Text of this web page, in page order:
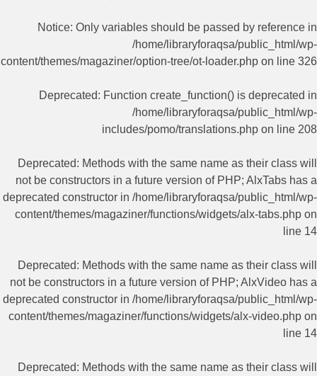
Notice: Only variables should be passed by reference in
/home/libraryforaqsa/public_html/wp-
content/themes/magaziner/option-tree/ot-loader.php on line 326
Deprecated: Function create_function() is deprecated in
/home/libraryforaqsa/public_html/wp-
includes/pomo/translations.php on line 208
Deprecated: Methods with the same name as their class will
not be constructors in a future version of PHP; AlxTabs has a
deprecated constructor in /home/libraryforaqsa/public_html/wp-
content/themes/magaziner/functions/widgets/alx-tabs.php on
line 14
Deprecated: Methods with the same name as their class will
not be constructors in a future version of PHP; AlxVideo has a
deprecated constructor in /home/libraryforaqsa/public_html/wp-
content/themes/magaziner/functions/widgets/alx-video.php on
line 14
Deprecated: Methods with the same name as their class will